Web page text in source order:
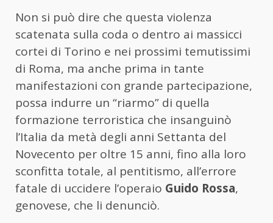
Non si può dire che questa violenza
scatenata sulla coda o dentro ai massicci
cortei di Torino e nei prossimi temutissimi
di Roma, ma anche prima in tante
manifestazioni con grande partecipazione,
possa indurre un “riarmo” di quella
formazione terroristica che insanguinò
l’Italia da metà degli anni Settanta del
Novecento per oltre 15 anni, fino alla loro
sconfitta totale, al pentitismo, all’errore
fatale di uccidere l’operaio Guido Rossa,
genovese, che li denunciò.